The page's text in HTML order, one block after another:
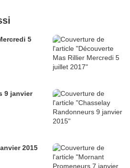
5
9 janvier
2015